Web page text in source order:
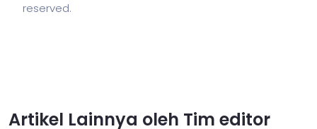
reserved.
Artikel Lainnya oleh Tim editor